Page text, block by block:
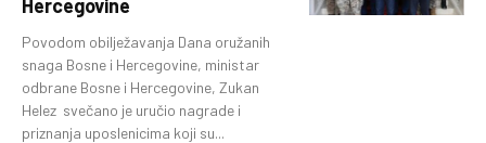
Hercegovine
Povodom obilježavanja Dana oružanih
snaga Bosne i Hercegovine, ministar
odbrane Bosne i Hercegovine, Zukan
Helez svečano je uručio nagrade i
priznanja uposlenicima koji su...